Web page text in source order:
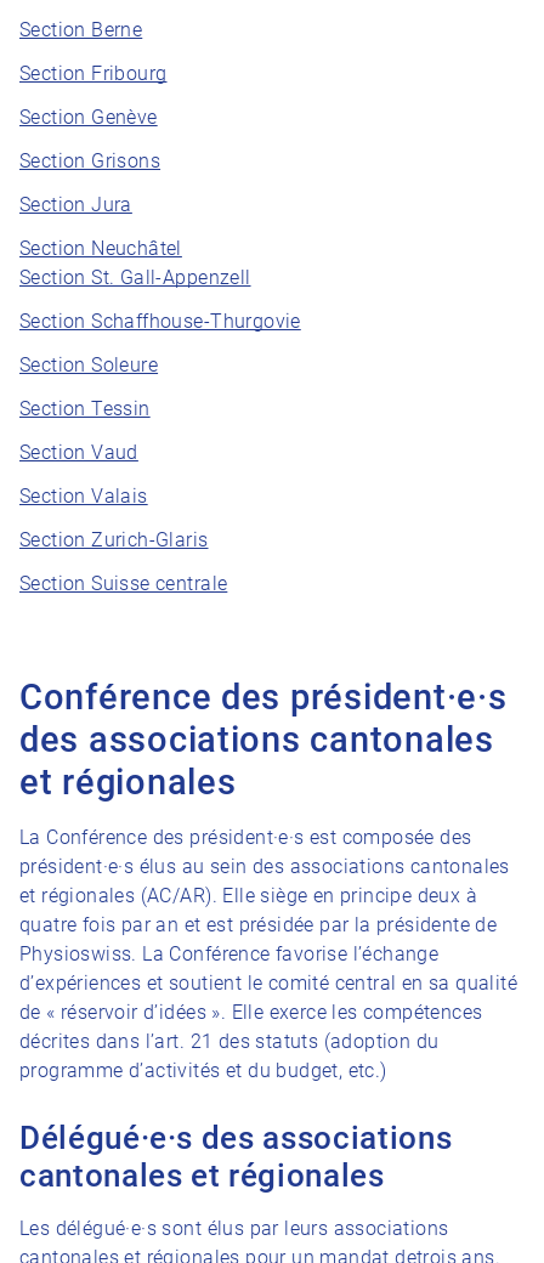
Section Berne
Section Fribourg
Section Genève
Section Grisons
Section Jura
Section Neuchâtel
Section St. Gall-Appenzell
Section Schaffhouse-Thurgovie
Section Soleure
Section Tessin
Section Vaud
Section Valais
Section Zurich-Glaris
Section Suisse centrale
Conférence des président·e·s
des associations cantonales
et régionales
La Conférence des président·e·s est composée des
président·e·s élus au sein des associations cantonales
et régionales (AC/AR). Elle siège en principe deux à
quatre fois par an et est présidée par la présidente de
Physioswiss. La Conférence favorise l’échange
d’expériences et soutient le comité central en sa qualité
de « réservoir d’idées ». Elle exerce les compétences
décrites dans l’art. 21 des statuts (adoption du
programme d’activités et du budget, etc.)
Délégué·e·s des associations
cantonales et régionales
Les délégué·e·s sont élus par leurs associations
cantonales et régionales pour un mandat detrois ans.